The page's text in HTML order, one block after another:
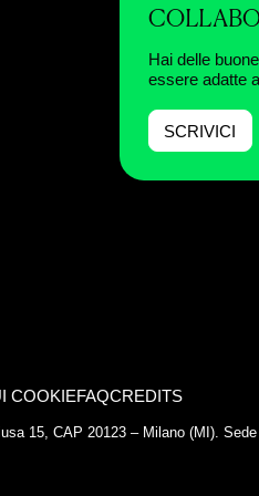
Hai delle
essere adatte
SCRIVICI
COOKIEFAQCREDITS
15, CAP 20123 – Milano (MI).